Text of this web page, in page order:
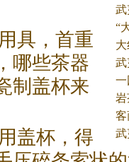
“
世
贤
举
具，首重
哪些茶器
制盖杯来
盖杯，得